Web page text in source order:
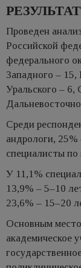
Проведен
Российской
федерального
Западного –
Уральского – 6,
Среди
андрологи, 25%
специалисты
У 11,1%
13,9% – 5–10
23,6% – 15–20
Основным
академическое